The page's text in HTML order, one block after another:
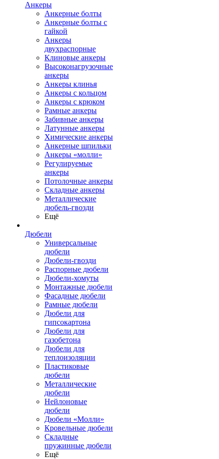
Анкеры
Анкерные болты
Анкерные болты с
гайкой
Анкеры
двухраспорные
Клиновые анкеры
Высоконагрузочные
анкеры
Анкеры клинья
Анкеры с кольцом
Анкеры с крюком
Рамные анкеры
Забивные анкеры
Латунные анкеры
Химические анкеры
Анкерные шпильки
Анкеры «молли»
Регулируемые
анкеры
Потолочные анкеры
Складные анкеры
Металлические
дюбель-гвозди
Ещё
Дюбели
Универсальные
дюбели
Дюбели-гвозди
Распорные дюбели
Дюбели-хомуты
Монтажные дюбели
Фасадные дюбели
Рамные дюбели
Дюбели для
гипсокартона
Дюбели для
газобетона
Дюбели для
теплоизоляции
Пластиковые
дюбели
Металлические
дюбели
Нейлоновые
дюбели
Дюбели «Молли»
Кровельные дюбели
Складные
пружинные дюбели
Ещё